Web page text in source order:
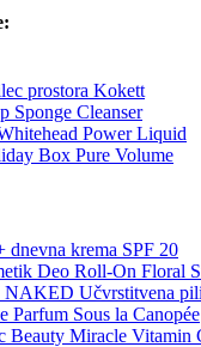
prostora Kokett
Sponge Cleanser
Power Liquid
Box Pure Volume
dnevna krema SPF 20
Deo Roll-On Floral
Učvrstitvena
Parfum Sous la Canopée
Beauty Miracle Vitamin